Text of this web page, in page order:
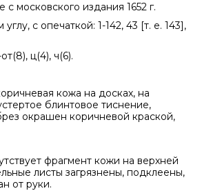
московского издания 1652 г.
с опечаткой: 1-142, 43 [т. е. 143],
ц(4), ч(6).
кожа на досках, на
блинтовое тиснение,
окрашен коричневой краской,
фрагмент кожи на верхней
листы загрязнены, подклеены,
от руки.